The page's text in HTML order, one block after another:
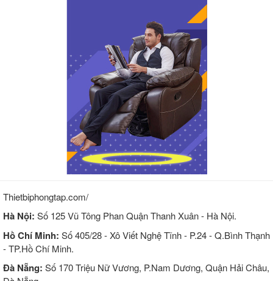
Thietbiphongtap.com/
Hà Nội: Số 125 Vũ Tông Phan Quận Thanh Xuân - Hà Nội.
Hồ Chí Minh: Số 405/28 - Xô Viết Nghệ Tĩnh - P.24 - Q.Bình Thạnh
- TP.Hồ Chí Minh.
Đà Nẵng: Số 170 Triệu Nữ Vương, P.Nam Dương, Quận Hải Châu,